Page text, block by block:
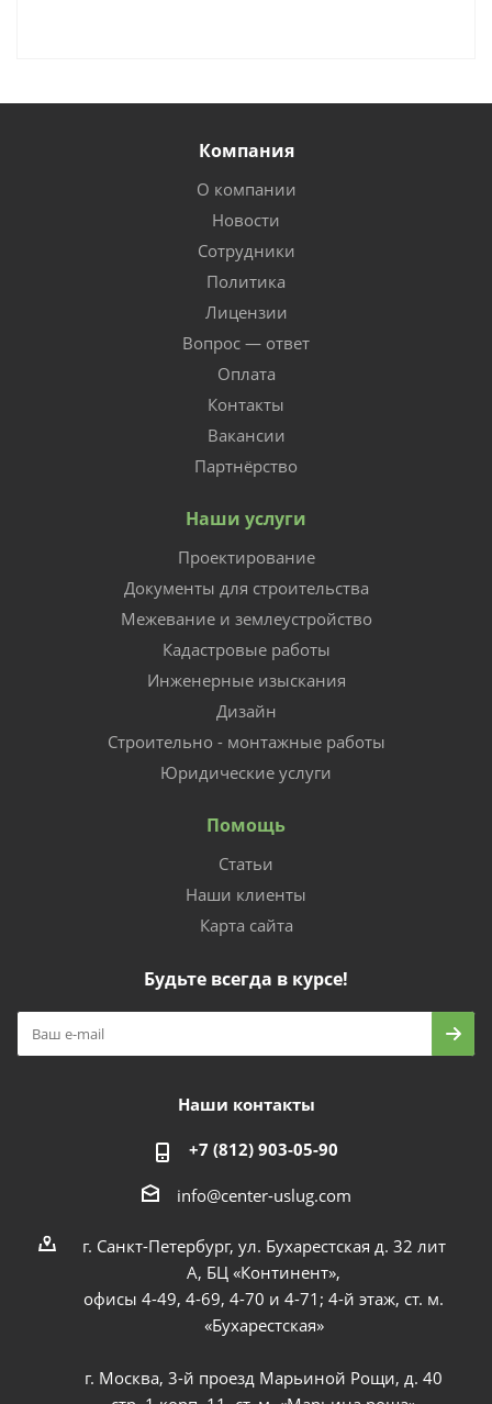
Компания
О компании
Новости
Сотрудники
Политика
Лицензии
Вопрос — ответ
Оплата
Контакты
Вакансии
Партнёрство
Наши услуги
Проектирование
Документы для строительства
Межевание и землеустройство
Кадастровые работы
Инженерные изыскания
Дизайн
Строительно - монтажные работы
Юридические услуги
Помощь
Статьи
Наши клиенты
Карта сайта
Будьте всегда в курсе!
Наши контакты
+7 (812) 903-05-90
info@center-uslug.com
г. Санкт-Петербург, ул. Бухарестская д. 32 лит
А, БЦ «Континент»,
офисы 4-49, 4-69, 4-70 и 4-71; 4-й этаж, ст. м.
«Бухарестская»
г. Москва, 3-й проезд Марьиной Рощи, д. 40